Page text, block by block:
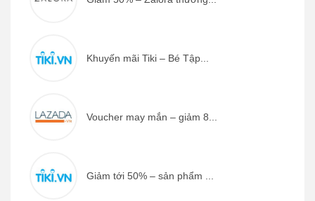
Khuyến mãi Tiki – Bé Tập...
Voucher may mắn – giảm 8...
Giảm tới 50% – sản phẩm ...